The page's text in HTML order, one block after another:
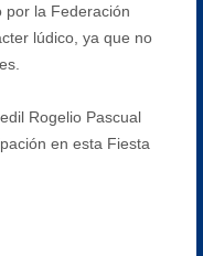
por la Federación
lúdico, ya que no
Rogelio Pascual
en esta Fiesta